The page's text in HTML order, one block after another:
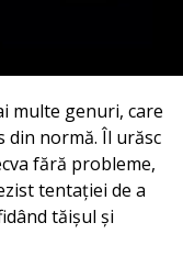
multe genuri, care
din normă. Îl urăsc
fără probleme,
tentației de a
tăișul și